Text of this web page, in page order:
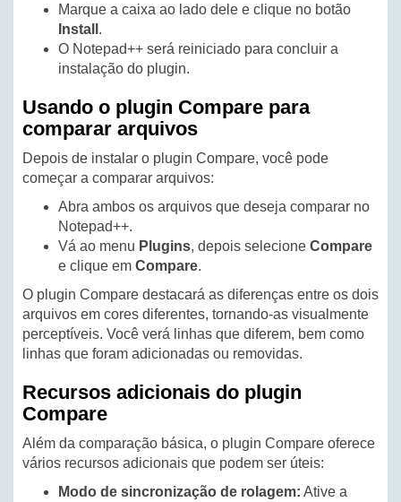
Marque a caixa ao lado dele e clique no botão
Install .
O Notepad++ será reiniciado para concluir a
instalação do plugin.
Usando o plugin Compare para
comparar arquivos
Depois de instalar o plugin Compare, você pode
começar a comparar arquivos:
Abra ambos os arquivos que deseja comparar no
Notepad++.
Vá ao menu Plugins, depois selecione Compare
e clique em Compare.
O plugin Compare destacará as diferenças entre os dois
arquivos em cores diferentes, tornando-as visualmente
perceptíveis. Você verá linhas que diferem, bem como
linhas que foram adicionadas ou removidas.
Recursos adicionais do plugin
Compare
Além da comparação básica, o plugin Compare oferece
vários recursos adicionais que podem ser úteis:
Modo de sincronização de rolagem: Ative a